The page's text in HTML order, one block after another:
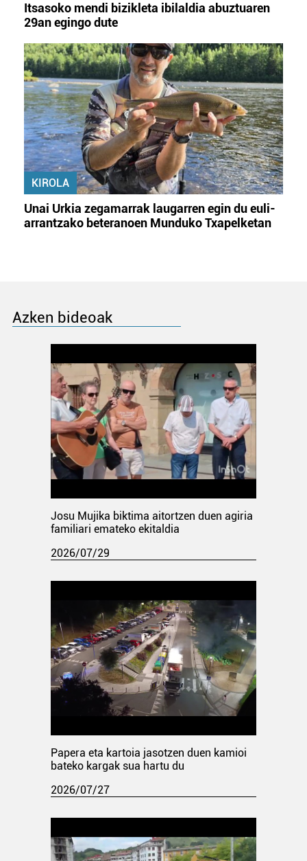
Itsasoko mendi bizikleta ibilaldia abuztuaren
29an egingo dute
KIROLA
Unai Urkia zegamarrak laugarren egin du euli-
arrantzako beteranoen Munduko Txapelketan
Azken bideoak
Josu Mujika biktima aitortzen duen agiria
familiari emateko ekitaldia
2026/07/29
Papera eta kartoia jasotzen duen kamioi
bateko kargak sua hartu du
2026/07/27